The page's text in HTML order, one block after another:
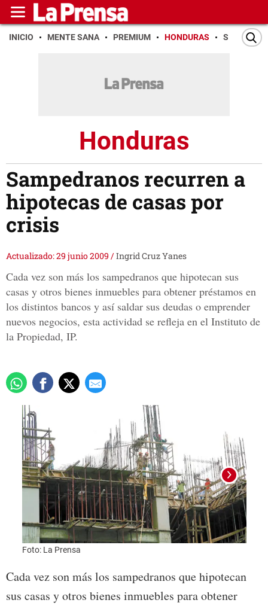
INICIO MENTE SANA PREMIUM HONDURAS SAN PEDRO
Honduras
Sampedranos recurren a
hipotecas de casas por
crisis
Actualizado: 29 junio 2009 /Ingrid Cruz Yanes
Cada vez son más los sampedranos que hipotecan sus
casas y otros bienes inmuebles para obtener préstamos en
los distintos bancos y así saldar sus deudas o emprender
nuevos negocios, esta actividad se refleja en el Instituto de
la Propiedad, IP.
Foto: La Prensa
Cada vez son más los sampedranos que hipotecan
sus casas y otros bienes inmuebles para obtener